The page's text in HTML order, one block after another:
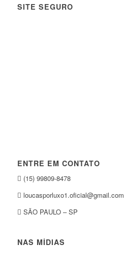
SITE SEGURO
ENTRE EM CONTATO
(15) 99809-8478
loucasporluxo1.oficial@gmail.com
SÃO PAULO – SP
NAS MÍDIAS